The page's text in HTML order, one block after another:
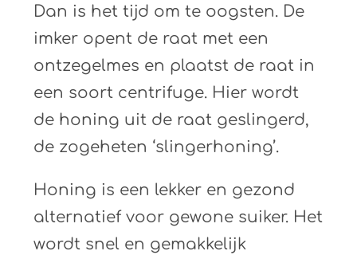
Dan is het tijd om te oogsten. De
imker opent de raat met een
ontzegelmes en plaatst de raat in
een soort centrifuge. Hier wordt
de honing uit de raat geslingerd,
de zogeheten ‘slingerhoning’.
Honing is een lekker en gezond
alternatief voor gewone suiker. Het
wordt snel en gemakkelijk